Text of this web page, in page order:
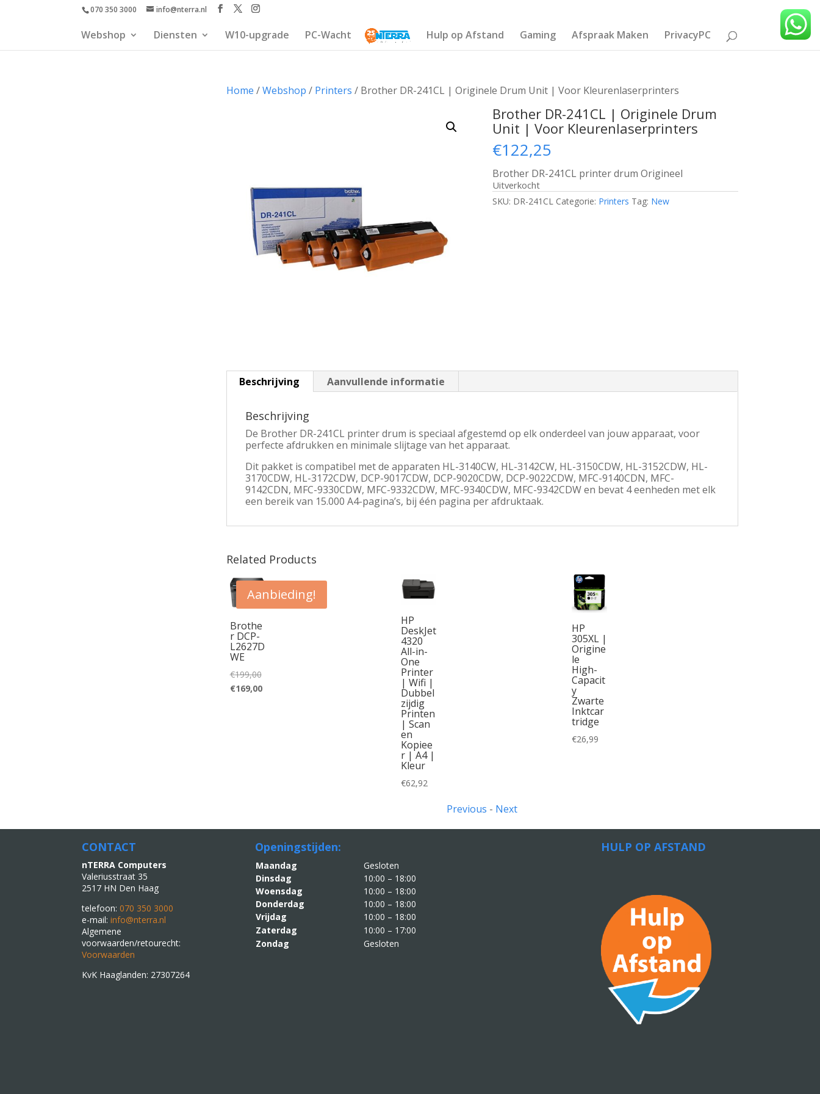
070 350 3000 info@nterra.nl
Webshop Diensten W10-upgrade PC-Wacht Hulp op Afstand Gaming Afspraak Maken PrivacyPC
Home /Webshop / Printers / Brother DR-241CL | Originele Drum Unit | Voor Kleurenlaserprinters
Brother DR-241CL | Originele Drum
Unit | Voor Kleurenlaserprinters
€122,25
Brother DR-241CL printer drum Origineel
Uitverkocht
SKU: DR-241CL Categorie: Printers Tag: New
Beschrijving Aanvullende informatie
Beschrijving
De Brother DR-241CL printer drum is speciaal afgestemd op elk onderdeel van jouw apparaat, voor
perfecte afdrukken en minimale slijtage van het apparaat.
Dit pakket is compatibel met de apparaten HL-3140CW, HL-3142CW, HL-3150CDW, HL-3152CDW, HL-
3170CDW, HL-3172CDW, DCP-9017CDW, DCP-9020CDW, DCP-9022CDW, MFC-9140CDN, MFC-
9142CDN, MFC-9330CDW, MFC-9332CDW, MFC-9340CDW, MFC-9342CDW en bevat 4 eenheden met elk
een bereik van 15.000 A4-pagina’s, bij één pagina per afdruktaak.
Related Products
Aanbieding!
Brothe
r DCP-
L2627D
WE
€199,00Oorspronkelijke
prijs
€169,00Huidige
HP
DeskJet
4320
All-in-
One
Printer
| Wifi |
Dubbel
zijdig
Printen
| Scan
en
Kopiee
r | A4 |
Kleur
€62,92
HP
305XL |
Origine
le
High-
Capacit
y
Zwarte
Inktcar
tridge
€26,99
Previous - Next
CONTACT
nTERRA Computers
Valeriusstraat 35
2517 HN Den Haag
telefoon:070 350 3000
e-mail:info@nterra.nl
Algemene
voorwaarden/retourecht:
Voorwaarden
KvK Haaglanden: 27307264
Openingstijden:
Maandag
Gesloten
Dinsdag
10:00 – 18:00
Woensdag
10:00 – 18:00
Donderdag
10:00 – 18:00
Vrijdag
10:00 – 18:00
Zaterdag
10:00 – 17:00
Zondag
Gesloten
HULP OP AFSTAND